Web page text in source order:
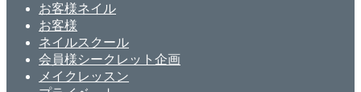
お客様ネイル
お客様
ネイルスクール
会員様シークレット企画
メイクレッスン